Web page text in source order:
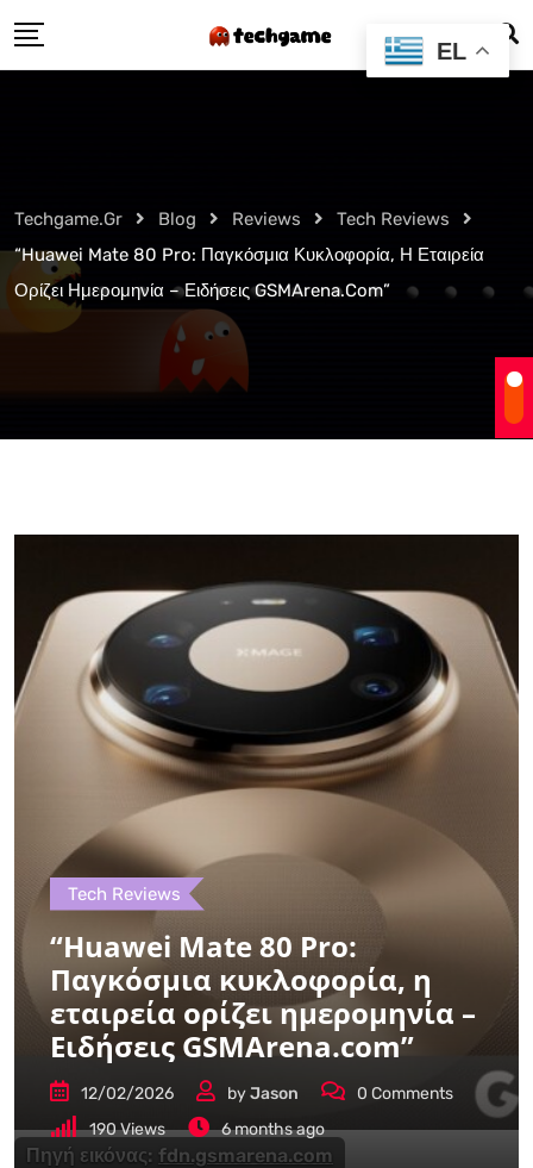
to
Techgame.gr Blog Reviews
Tech Reviews
“Huawei Mate 80 Pro: Παγκόσμια Κυκλοφορία, Η Εταιρεία
Ορίζει Ημερομηνία – Ειδήσεις GSMArena.com”
Πηγή εικόνας: fdn.gsmarena.com
Tech Reviews
“Huawei Mate 80 Pro:
Παγκόσμια κυκλοφορία, η
εταιρεία ορίζει ημερομηνία –
Ειδήσεις GSMArena.com”
12/02/2026 byJason 0 Comments
190Views 6 months ago
EL